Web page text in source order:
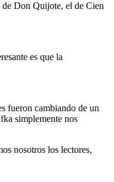
de Don Quijote, el de Cien
es que la
fueron cambiando de un
simplemente nos
nosotros los lectores,